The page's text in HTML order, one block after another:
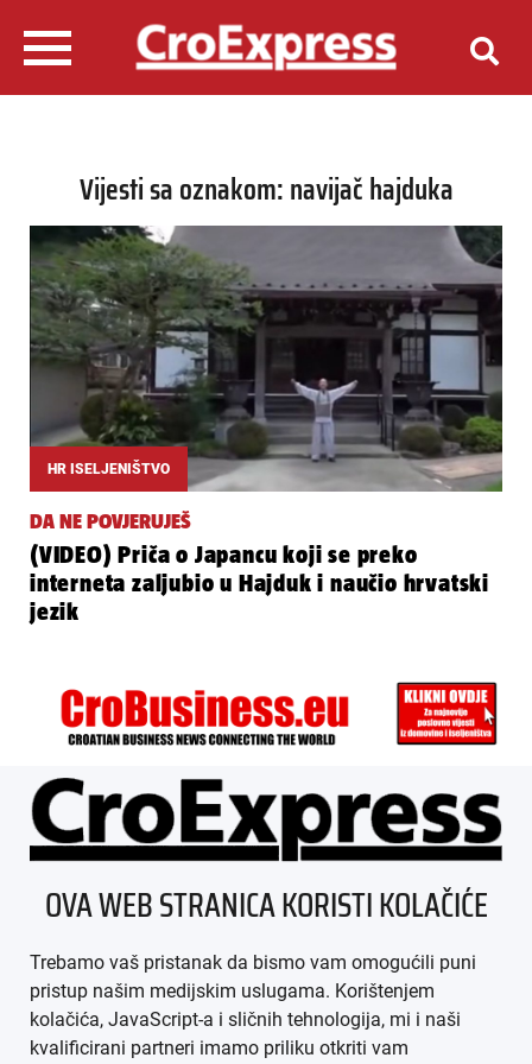
Vijesti sa oznakom: navijač hajduka
HR ISELJENIŠTVO
DA NE POVJERUJEŠ
(VIDEO) Priča o Japancu koji se preko
interneta zaljubio u Hajduk i naučio hrvatski
jezik
ÜBER UNS
IMPRESSUM
AGB
DATENSCHUTZ
OVA WEB STRANICA KORISTI KOLAČIĆE
Trebamo vaš pristanak da bismo vam omogućili puni
pristup našim medijskim uslugama. Korištenjem
kolačića, JavaScript-a i sličnih tehnologija, mi i naši
kvalificirani partneri imamo priliku otkriti vam